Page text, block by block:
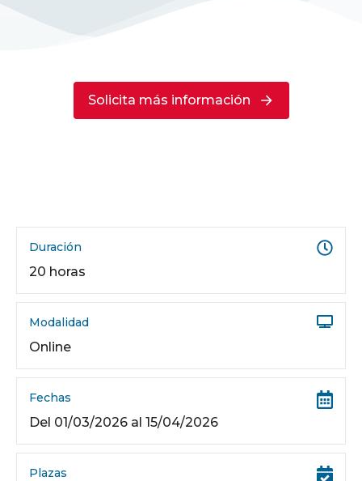
Solicita más información
Duración
20 horas
Modalidad
Online
Fechas
Del 01/03/2026 al 15/04/2026
Plazas